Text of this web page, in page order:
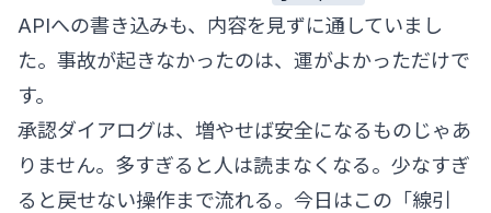
APIへの書き込みも、内容を見ずに通していまし
た。事故が起きなかったのは、運がよかっただけで
す。
承認ダイアログは、増やせば安全になるものじゃあ
りません。多すぎると人は読まなくなる。少なすぎ
ると戻せない操作まで流れる。今日はこの「線引